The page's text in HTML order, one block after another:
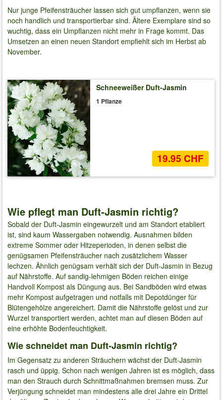
Nur junge Pfeifensträucher lassen sich gut umpflanzen, wenn sie
noch handlich und transportierbar sind. Ältere Exemplare sind so
wuchtig, dass ein Umpflanzen nicht mehr in Frage kommt. Das
Umsetzen an einen neuen Standort empfiehlt sich im Herbst ab
November.
Schneeweißer Duft-Jasmin
1 Pflanze
19.95 CHF
Wie pflegt man Duft-Jasmin richtig?
Sobald der Duft-Jasmin eingewurzelt und am Standort etabliert
ist, sind kaum Wassergaben notwendig. Ausnahmen bilden
extreme Sommer oder Hitzeperioden, in denen selbst die
genügsamen Pfeifensträucher nach zusätzlichem Wasser
lechzen. Ähnlich genügsam verhält sich der Duft-Jasmin in Bezug
auf Nährstoffe. Auf sandig-lehmigen Böden reichen einige
Handvoll Kompost als Düngung aus. Bei Sandböden wird etwas
mehr Kompost aufgetragen und notfalls mit Depotdünger für
Blütengehölze angereichert. Damit die Nährstoffe gelöst und zur
Wurzel transportiert werden, achtet man auf diesen Böden auf
eine erhöhte Bodenfeuchtigkeit.
Wie schneidet man Duft-Jasmin richtig?
Im Gegensatz zu anderen Sträuchern wächst der Duft-Jasmin
rasch und üppig. Schon nach wenigen Jahren ist es möglich, dass
man den Strauch durch Schnittmaßnahmen bremsen muss. Zur
Verjüngung schneidet man mindestens alle drei Jahre ein Drittel